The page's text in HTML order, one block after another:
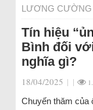
LƯƠNG CƯỜNG
Tín hiệu
Bình đối
nghĩa gì?
18/04/2025 | |
Chuyến thăm của